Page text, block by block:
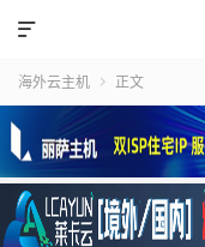

海外云主机  正文